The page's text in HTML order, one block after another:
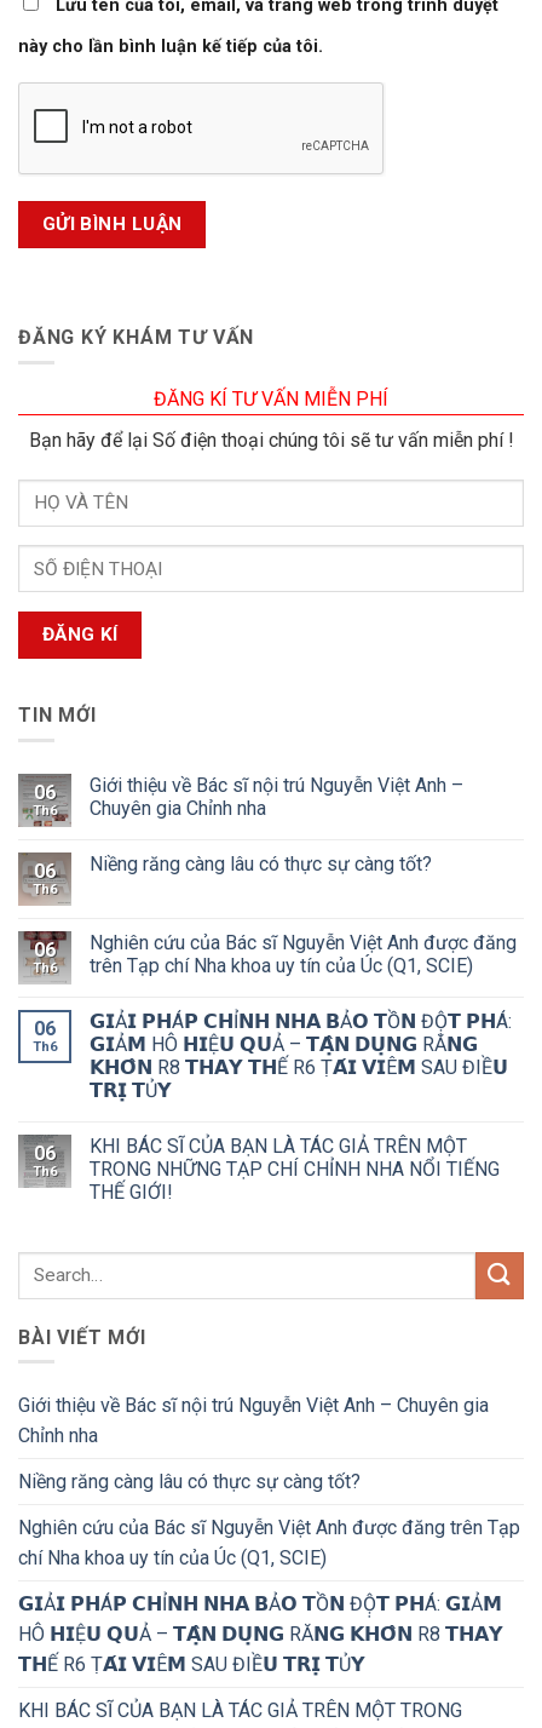
Lưu tên của tôi, email, và trang web trong trình duyệt
này cho lần bình luận kế tiếp của tôi.
ĐĂNG KÝ KHÁM TƯ VẤN
ĐĂNG KÍ TƯ VẤN MIỄN PHÍ
Bạn hãy để lại Số điện thoại chúng tôi sẽ tư vấn miễn phí !
TIN MỚI
06
Th6
Giới thiệu về Bác sĩ nội trú Nguyễn Việt Anh –
Chuyên gia Chỉnh nha
06
Th6
Niềng răng càng lâu có thực sự càng tốt?
06
Th6
Nghiên cứu của Bác sĩ Nguyễn Việt Anh được đăng
trên Tạp chí Nha khoa uy tín của Úc (Q1, SCIE)
06
Th6
𝗚𝗜Ả𝗜 𝗣𝗛Á𝗣 𝗖𝗛Ỉ𝗡𝗛 𝗡𝗛𝗔 𝗕Ả𝗢 𝗧Ồ𝗡 ĐỘ̣𝗧 𝗣𝗛Á:
𝗚𝗜Ả𝗠 HÔ 𝗛𝗜Ệ𝗨 𝗤𝗨Ả – 𝗧𝗔̣̂𝗡 𝗗𝗨̣𝗡𝗚 RĂ𝗡𝗚
𝗞𝗛𝗢̂𝗡 R8 𝗧𝗛𝗔𝗬 𝗧𝗛Ế R6 Ṭ𝗔́𝗜 𝗩𝗜Ê𝗠 SAU ĐIỀ𝗨
𝗧𝗥𝗜̣ 𝗧Ủ𝗬
06
Th6
KHI BÁC SĨ CỦA BẠN LÀ TÁC GIẢ TRÊN MỘT
TRONG NHỮNG TẠP CHÍ CHỈNH NHA NỔI TIẾNG
THẾ GIỚI!
BÀI VIẾT MỚI
Giới thiệu về Bác sĩ nội trú Nguyễn Việt Anh – Chuyên gia
Chỉnh nha
Niềng răng càng lâu có thực sự càng tốt?
Nghiên cứu của Bác sĩ Nguyễn Việt Anh được đăng trên Tạp
chí Nha khoa uy tín của Úc (Q1, SCIE)
𝗚𝗜Ả𝗜 𝗣𝗛Á𝗣 𝗖𝗛Ỉ𝗡𝗛 𝗡𝗛𝗔 𝗕Ả𝗢 𝗧Ồ𝗡 ĐỘ̣𝗧 𝗣𝗛Á: 𝗚𝗜Ả𝗠
HÔ 𝗛𝗜Ệ𝗨 𝗤𝗨Ả – 𝗧𝗔̣̂𝗡 𝗗𝗨̣𝗡𝗚 RĂ𝗡𝗚 𝗞𝗛𝗢̂𝗡 R8 𝗧𝗛𝗔𝗬
𝗧𝗛Ế R6 Ṭ𝗔́𝗜 𝗩𝗜Ê𝗠 SAU ĐIỀ𝗨 𝗧𝗥𝗜̣ 𝗧Ủ𝗬
KHI BÁC SĨ CỦA BẠN LÀ TÁC GIẢ TRÊN MỘT TRONG